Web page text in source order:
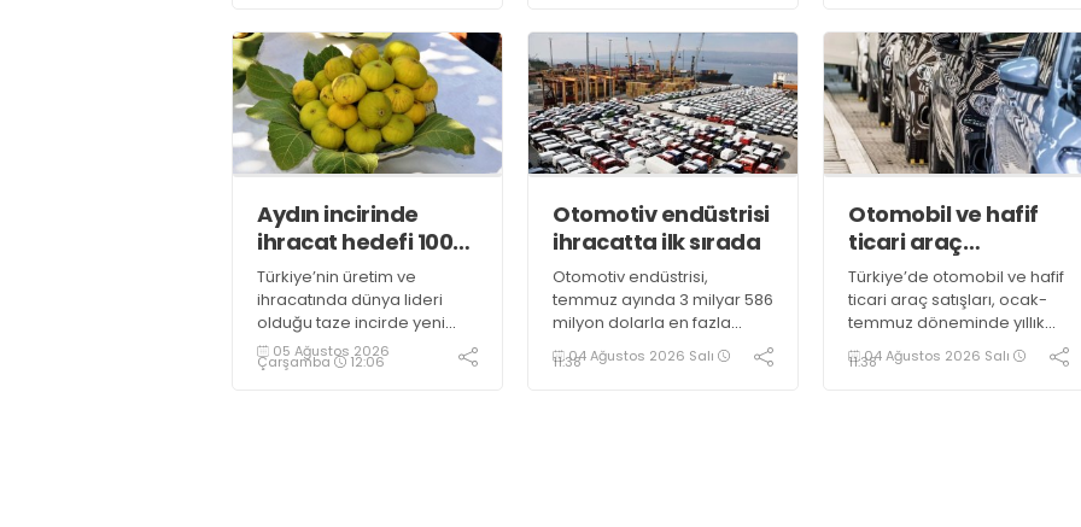
edildiğini açıkladı
Aydın incirinde
ihracat hedefi 100
milyon dolar
Türkiye’nin üretim ve
ihracatında dünya lideri
olduğu taze incirde yeni
sezon başladı. Aydın’ın
coğrafi işaretli Sarılop
05 Ağustos 2026
Çarşamba 12:06
Otomotiv endüstrisi
ihracatta ilk sırada
Otomotiv endüstrisi,
temmuz ayında 3 milyar 586
milyon dolarla en fazla
ihracata imza atan sektör
olarak kayıtlara geçti
04 Ağustos 2026 Salı
11:38
Otomobil ve hafif
ticari araç
pazarında daralma
Türkiye’de otomobil ve hafif
ticari araç satışları, ocak-
temmuz döneminde yıllık
bazda yüzde 10,72 azalarak
638 bin 965 oldu
04 Ağustos 2026 Salı
11:38